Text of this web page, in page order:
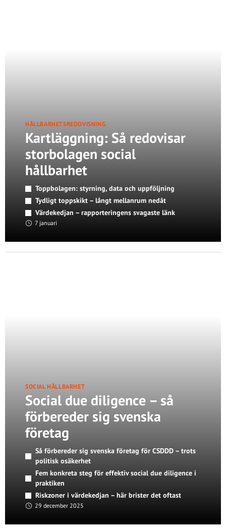
HÅLLBARHETSREDOVISNING
Kartläggning: Så redovisar
storbolagen social
hållbarhet
Toppbolagen: styrning, data och uppföljning
Tydligt toppskikt – långt mellanrum nedåt
Värdekedjan – rapporteringens svagaste länk
7 januari
SOCIAL HÅLLBARHET
Social due diligence – så
förbereder sig svenska
företag
Så förbereder sig svenska företag för CSDDD – trots
politisk osäkerhet
Fem konkreta steg för effektiv social due diligence i
praktiken
Riskzoner i värdekedjan – här brister det oftast
29 december 2025